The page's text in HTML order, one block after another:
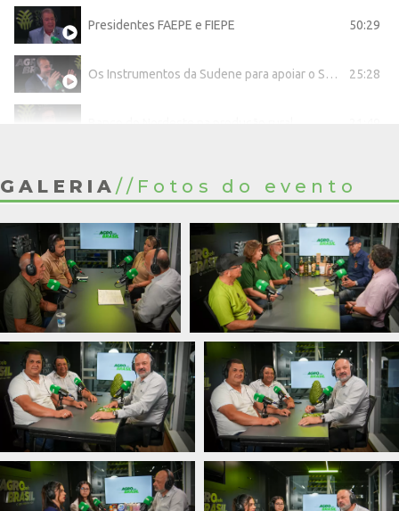
Presidentes FAEPE e FIEPE 50:29
Os Instrumentos da Sudene para apoiar o Setor Agropecuário 25:28
A força da fruticultura pernambucana 34:52
Retomada do programa do leite e sistema de abastecimento de água na zona rural 38:22
Atuação do Senar em Pernambuco 25:08
Cooperativismo 38:32
Leite Inovação e tendência 4:45
ATeg e FIAGRO 33:07
GALERIA// Fotos do evento